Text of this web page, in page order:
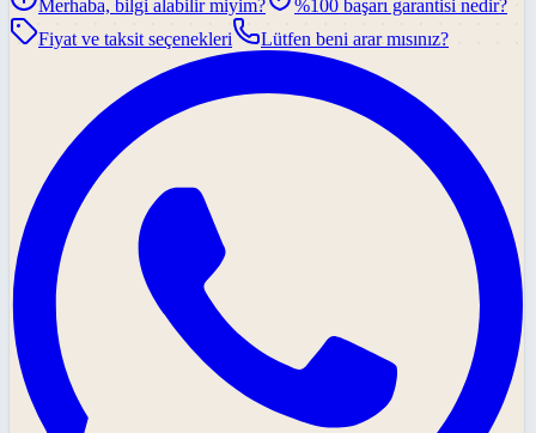
Merhaba, bilgi alabilir miyim?
%100 başarı garantisi nedir?
Fiyat ve taksit seçenekleri
Lütfen beni arar mısınız?